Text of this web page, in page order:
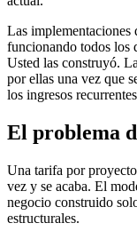
Las implementaciones
funcionando todos los
Usted las construyó.
por ellas una vez que
los ingresos
El problema
Una tarifa por
vez y se acaba. El
negocio construido
estructurales.